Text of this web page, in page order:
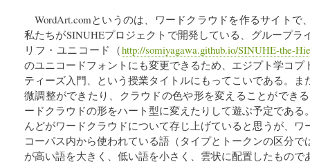
WordArt.comというのは、ワードクラウドを作るサイトで
私たちがSINUHEプロジェクトで開発している、グループラ
リフ・ユニコード（http://somiyagawa.github.io/SINUHE-the-
のユニコードフォントにも変更できるため、エジプト学コプ
ティーズ入門、という授業タイトルにもってこいである。
微調整ができたり、クラウドの色や形を変えることができ
ードクラウドの形をハート型に変えたりして遊ぶ予定であ
んどがワードクラウドについて存じ上げていると思うが、
コーパス内から使われている語（タイプとトークンの区分
が高い語を大きく、低い語を小さく、雲状に配置したもので